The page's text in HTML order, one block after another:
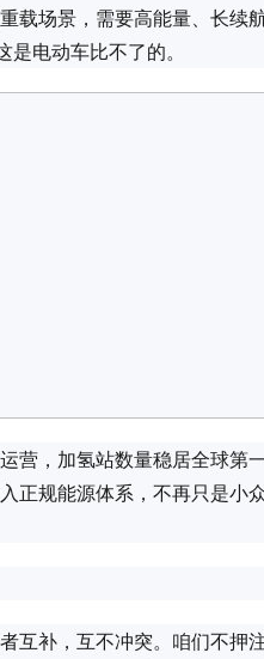
载场景，需要高能量、长续
电动车比不了的。
营，加氢站数量稳居全球第
正规能源体系，不再只是小
互补，互不冲突。咱们不押